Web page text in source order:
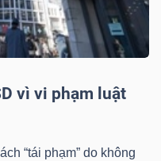
vì vi phạm luật
“tái phạm” do không